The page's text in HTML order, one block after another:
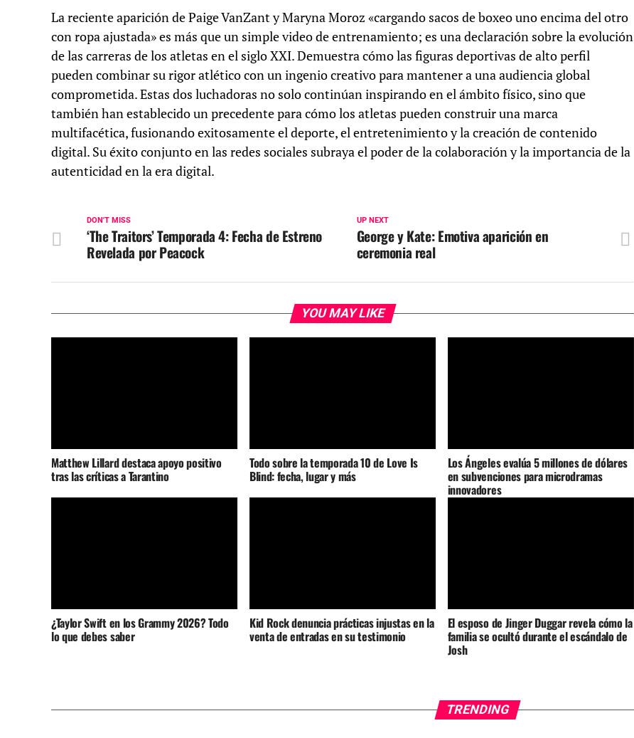
La reciente aparición de Paige VanZant y Maryna Moroz «cargando sacos de boxeo uno encima del otro
con ropa ajustada» es más que un simple video de entrenamiento; es una declaración sobre la evolución
de las carreras de los atletas en el siglo XXI. Demuestra cómo las figuras deportivas de alto perfil
pueden combinar su rigor atlético con un ingenio creativo para mantener a una audiencia global
comprometida. Estas dos luchadoras no solo continúan inspirando en el ámbito físico, sino que
también han establecido un precedente para cómo los atletas pueden construir una marca
multifacética, fusionando exitosamente el deporte, el entretenimiento y la creación de contenido
digital. Su éxito conjunto en las redes sociales subraya el poder de la colaboración y la importancia de la
autenticidad en la era digital.
UP NEXT
George y Kate: Emotiva aparición en
ceremonia real
DON'T MISS
‘The Traitors’ Temporada 4: Fecha de Estreno
Revelada por Peacock
YOU MAY LIKE
Matthew Lillard destaca apoyo positivo
tras las críticas a Tarantino
Todo sobre la temporada 10 de Love Is
Blind: fecha, lugar y más
Los Ángeles evalúa 5 millones de dólares
en subvenciones para microdramas
innovadores
¿Taylor Swift en los Grammy 2026? Todo
lo que debes saber
Kid Rock denuncia prácticas injustas en la
venta de entradas en su testimonio
El esposo de Jinger Duggar revela cómo la
familia se ocultó durante el escándalo de
Josh
TRENDING